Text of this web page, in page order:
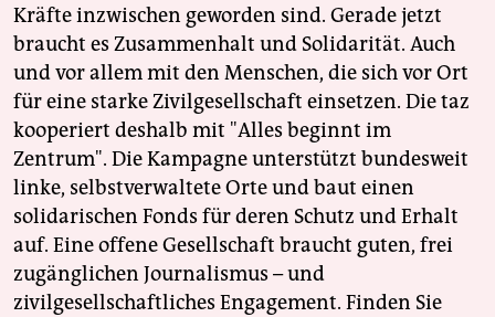
Kräfte inzwischen geworden sind. Gerade jetzt
braucht es Zusammenhalt und Solidarität. Auch
und vor allem mit den Menschen, die sich vor Ort
für eine starke Zivilgesellschaft einsetzen. Die taz
kooperiert deshalb mit "Alles beginnt im
Zentrum". Die Kampagne unterstützt bundesweit
linke, selbstverwaltete Orte und baut einen
solidarischen Fonds für deren Schutz und Erhalt
auf. Eine offene Gesellschaft braucht guten, frei
zugänglichen Journalismus – und
zivilgesellschaftliches Engagement. Finden Sie